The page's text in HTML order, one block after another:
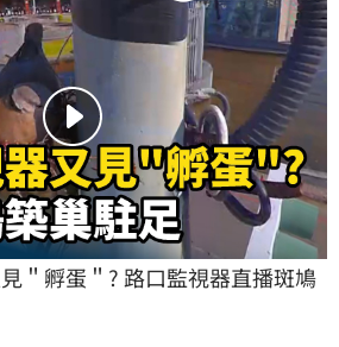
見＂孵蛋＂? 路口監視器直播斑鳩